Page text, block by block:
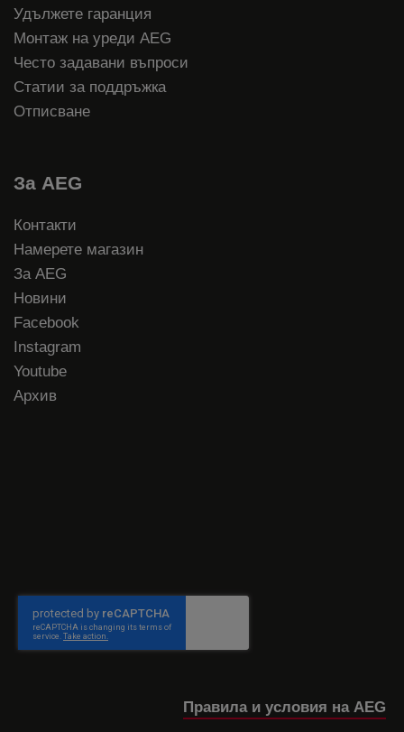
Удължете гаранция
Монтаж на уреди AEG
Често задавани въпроси
Статии за поддръжка
Отписване
За AEG
Контакти
Намерете магазин
За AEG
Новини
Facebook
Instagram
Youtube
Архив
Правила и условия на AEG